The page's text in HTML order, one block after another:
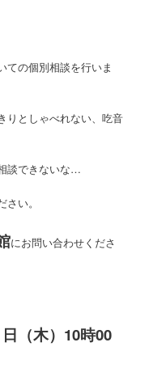
の個別相談を行いま
りとしゃべれない、吃音
談できないな…
い。
にお問い合わせくださ
（木）10時00